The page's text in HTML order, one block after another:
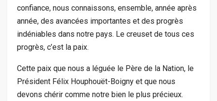
confiance, nous connaissons, ensemble, année après
année, des avancées importantes et des progrès
indéniables dans notre pays. Le creuset de tous ces
progrès, c’est la paix.
Cette paix que nous a léguée le Père de la Nation, le
Président Félix Houphouët-Boigny et que nous
devons chérir comme notre bien le plus précieux.